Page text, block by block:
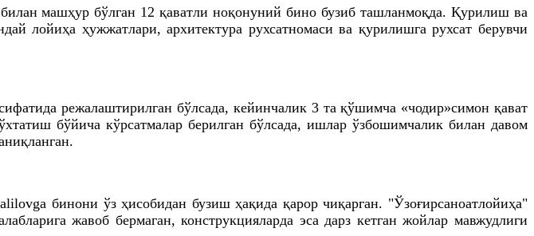
машҳур бўлган 12 қаватли ноқонуний бино бузиб ташланмоқда. Қурилиш ва
лойиҳа ҳужжатлари, архитектура рухсатномаси ва қурилишга рухсат берувчи
режалаштирилган бўлсада, кейинчалик 3 та қўшимча «чодир»симон қават
бўйича кўрсатмалар берилган бўлсада, ишлар ўзбошимчалик билан давом
бинони ўз ҳисобидан бузиш ҳақида қарор чиқарган. "Ўзоғирсаноатлойиҳа"
жавоб бермаган, конструкцияларда эса дарз кетган жойлар мавжудлиги